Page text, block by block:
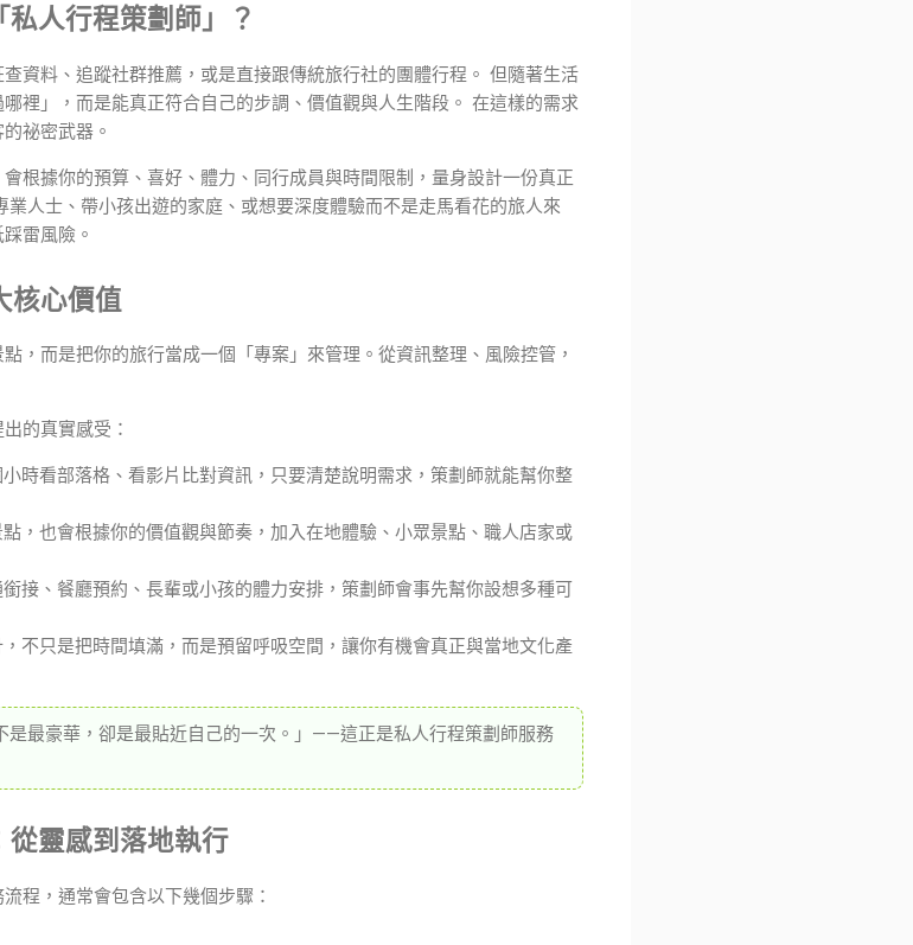
人行程策劃師」？
資料、追蹤社群推薦，或是直接跟傳統旅行社的團體行程。 但隨著生活
裡」，而是能真正符合自己的步調、價值觀與人生階段。 在這樣的需求
祕密武器。
根據你的預算、喜好、體力、同行成員與時間限制，量身設計一份真正
人士、帶小孩出遊的家庭、或想要深度體驗而不是走馬看花的旅人來
雷風險。
核心價值
，而是把你的旅行當成一個「專案」來管理。從資訊整理、風險控管，
的真實感受：
小時看部落格、看影片比對資訊，只要清楚說明需求，策劃師就能幫你整
點，也會根據你的價值觀與節奏，加入在地體驗、小眾景點、職人店家或
銜接、餐廳預約、長輩或小孩的體力安排，策劃師會事先幫你設想多種可
，不只是把時間填滿，而是預留呼吸空間，讓你有機會真正與當地文化產
是最豪華，卻是最貼近自己的一次。」——這正是私人行程策劃師服務
從靈感到落地執行
程，通常會包含以下幾個步驟：